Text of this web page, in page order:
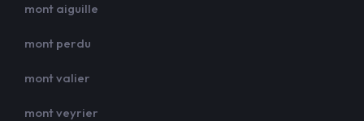
mont aiguille
mont perdu
mont valier
mont veyrier